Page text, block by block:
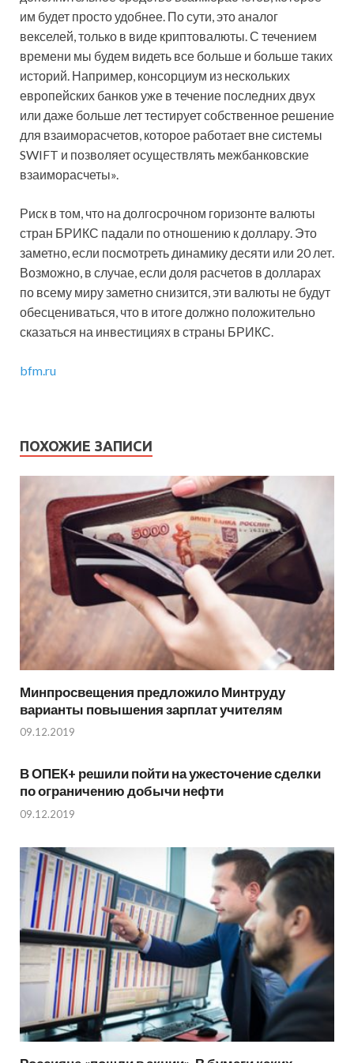
им будет просто удобнее. По сути, это аналог
векселей, только в виде криптовалюты. С течением
времени мы будем видеть все больше и больше таких
историй. Например, консорциум из нескольких
европейских банков уже в течение последних двух
или даже больше лет тестирует собственное решение
для взаиморасчетов, которое работает вне системы
SWIFT и позволяет осуществлять межбанковские
взаиморасчеты».
Риск в том, что на долгосрочном горизонте валюты
стран БРИКС падали по отношению к доллару. Это
заметно, если посмотреть динамику десяти или 20 лет.
Возможно, в случае, если доля расчетов в долларах
по всему миру заметно снизится, эти валюты не будут
обесцениваться, что в итоге должно положительно
сказаться на инвестициях в страны БРИКС.
bfm.ru
ПОХОЖИЕ ЗАПИСИ
Минпросвещения предложило Минтруду
варианты повышения зарплат учителям
09.12.2019
В ОПЕК+ решили пойти на ужесточение сделки
по ограничению добычи нефти
09.12.2019